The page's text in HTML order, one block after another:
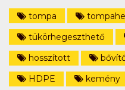
tompa
tükörhegeszthető
hosszított
HDPE
kemény